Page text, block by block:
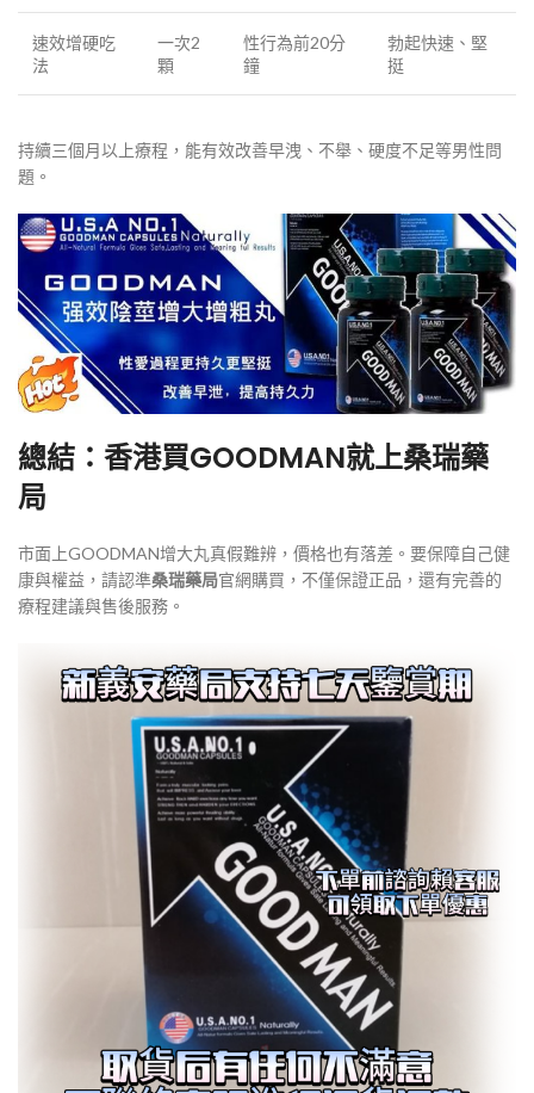
速效增硬吃
法
一次2
顆
性行為前20分
鐘
勃起快速、堅
挺
持續三個月以上療程，能有效改善早洩、不舉、硬度不足等男性問
題。
總結：香港買GOODMAN就上桑瑞藥
局
市面上GOODMAN增大丸真假難辨，價格也有落差。要保障自己健
康與權益，請認準桑瑞藥局官網購買，不僅保證正品，還有完善的
療程建議與售後服務。